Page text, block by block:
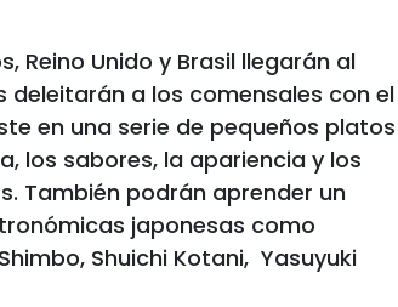
Reino Unido y Brasil llegarán al
a los comensales con el
en una serie de pequeños platos
los sabores, la apariencia y los
También podrán aprender un
japonesas como
Shuichi Kotani, Yasuyuki